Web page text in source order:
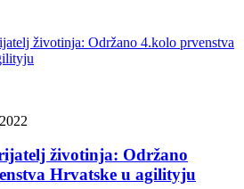
životinja: Održano
Hrvatske u agilityju